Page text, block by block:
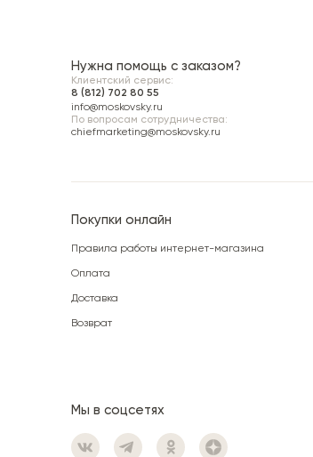
Нужна помощь с заказом?
Клиентский сервис:
8 (812) 702 80 55
info@moskovsky.ru
По вопросам сотрудничества:
chiefmarketing@moskovsky.ru
Покупки онлайн
Правила работы интернет-магазина
Оплата
Доставка
Возврат
Мы в соцсетях